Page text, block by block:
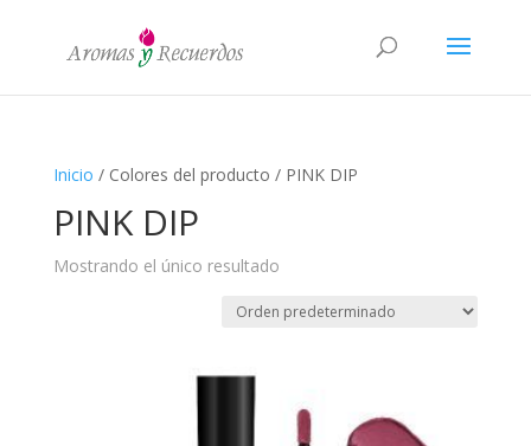
Inicio / Colores del producto / PINK DIP
PINK DIP
Mostrando el único resultado